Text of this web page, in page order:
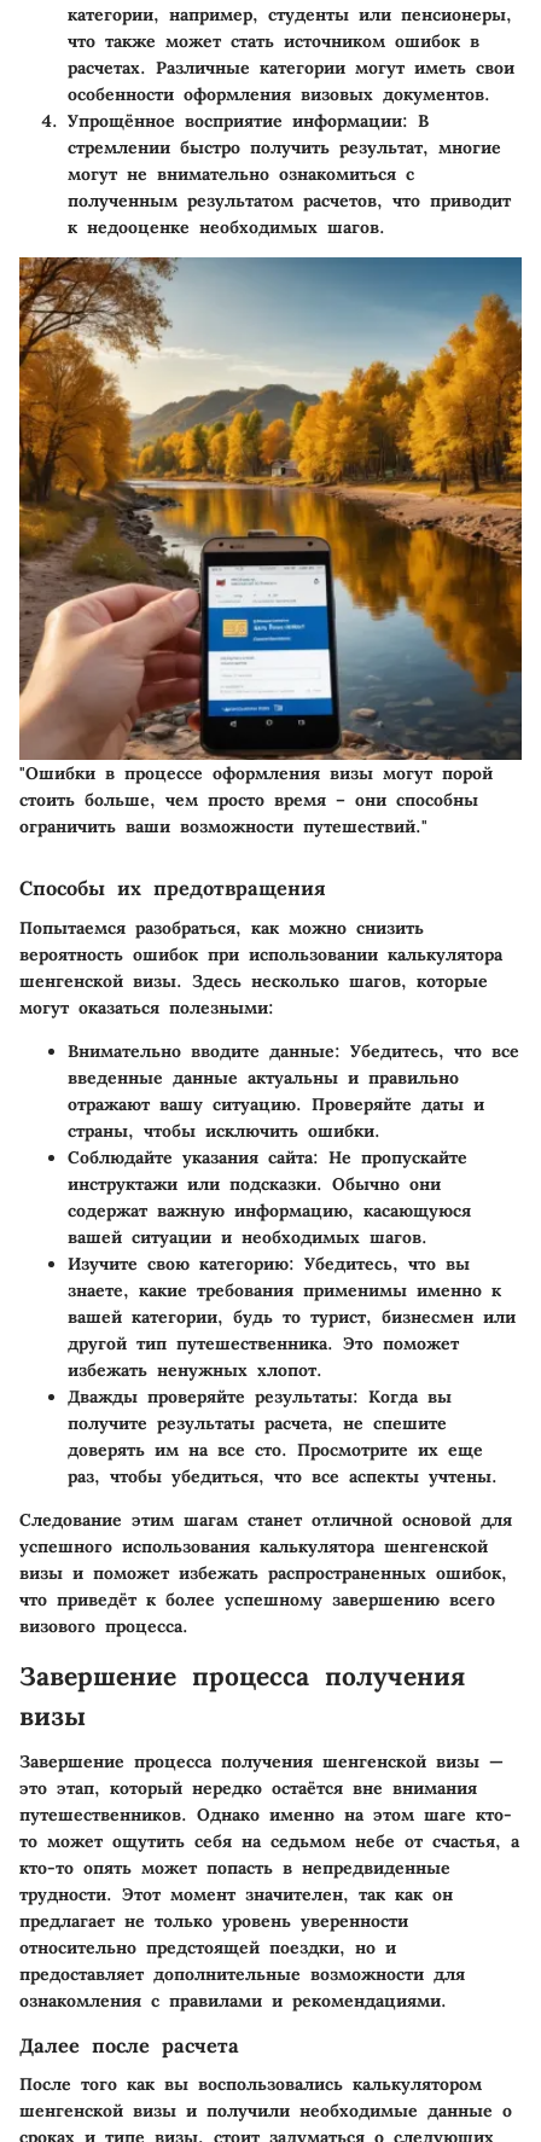
категории, например, студенты или пенсионеры,
что также может стать источником ошибок в
расчетах. Различные категории могут иметь свои
особенности оформления визовых документов.
Упрощённое восприятие информации: В
стремлении быстро получить результат, многие
могут не внимательно ознакомиться с
полученным результатом расчетов, что приводит
к недооценке необходимых шагов.
"Ошибки в процессе оформления визы могут порой
стоить больше, чем просто время – они способны
ограничить ваши возможности путешествий."
Способы их предотвращения
Попытаемся разобраться, как можно снизить
вероятность ошибок при использовании калькулятора
шенгенской визы. Здесь несколько шагов, которые
могут оказаться полезными:
Внимательно вводите данные: Убедитесь, что все
введенные данные актуальны и правильно
отражают вашу ситуацию. Проверяйте даты и
страны, чтобы исключить ошибки.
Соблюдайте указания сайта: Не пропускайте
инструктажи или подсказки. Обычно они
содержат важную информацию, касающуюся
вашей ситуации и необходимых шагов.
Изучите свою категорию: Убедитесь, что вы
знаете, какие требования применимы именно к
вашей категории, будь то турист, бизнесмен или
другой тип путешественника. Это поможет
избежать ненужных хлопот.
Дважды проверяйте результаты: Когда вы
получите результаты расчета, не спешите
доверять им на все сто. Просмотрите их еще
раз, чтобы убедиться, что все аспекты учтены.
Следование этим шагам станет отличной основой для
успешного использования калькулятора шенгенской
визы и поможет избежать распространенных ошибок,
что приведёт к более успешному завершению всего
визового процесса.
Завершение процесса получения
визы
Завершение процесса получения шенгенской визы —
это этап, который нередко остаётся вне внимания
путешественников. Однако именно на этом шаге кто-
то может ощутить себя на седьмом небе от счастья, а
кто-то опять может попасть в непредвиденные
трудности. Этот момент значителен, так как он
предлагает не только уровень уверенности
относительно предстоящей поездки, но и
предоставляет дополнительные возможности для
ознакомления с правилами и рекомендациями.
Далее после расчета
После того как вы воспользовались калькулятором
шенгенской визы и получили необходимые данные о
сроках и типе визы, стоит задуматься о следующих